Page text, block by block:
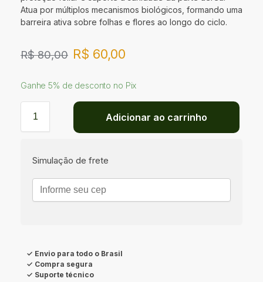
Atua por múltiplos mecanismos biológicos, formando uma
barreira ativa sobre folhas e flores ao longo do ciclo.
R$80,00 R$ 60,00
Ganhe 5% de desconto no Pix
Adicionar ao carrinho
Simulação de frete
✓ Envio para todo o Brasil
✓ Compra segura
✓ Suporte técnico